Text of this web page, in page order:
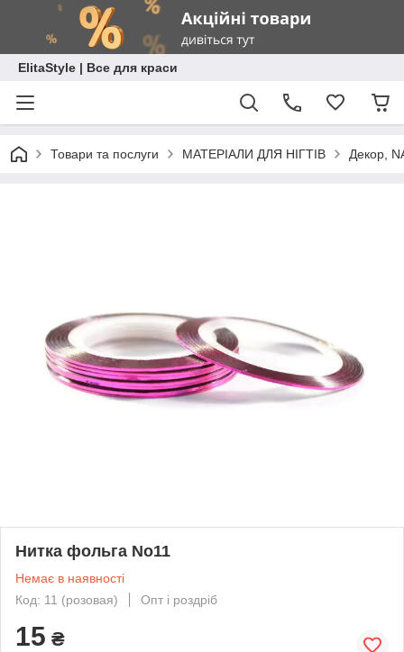
ElitaStyle | Все для краси
Товари та послуги МАТЕРІАЛИ ДЛЯ НІГТІВ Декор,
Нитка фольга No11
Немає в наявності
Код: 11 (розовая)
Опт і роздріб
15 ₴